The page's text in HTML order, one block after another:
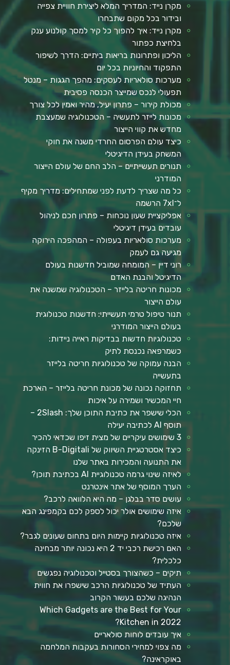
מקרן נייד: המדריך המלא ליצירת חוויית צפייה
ובידור בכל מקום שתבחרו
מקרן נייד: איך להפוך כל קיר למסך קולנוע ענק
בלחיצת כפתור
הליכון ופתרונות בריאות ביתיים: הדרך לשיפור
התפקוד והחיוניות בכל יום
מערכות סולאריות לעסקים: מהפך הגגות – מנטל
תפעולי לנכס שמייצר הכנסה פסיבית
מכולת קירור – פתרון יעיל, מהיר ואמין לכל צורך
מכונות לייזר לתעשיה – הטכנולוגיה שמעצבת
מחדש את קווי הייצור
כיצד עולם הפרסום החרדי משנה את חוקי
המשחק בעידן הדיגיטלי
תנורים תעשייתיים – הלב החם של עולם הייצור
המודרני
כל מה שצריך לדעת לפני שמתחילים: מדריך מקיף
ל־7xl הרשמה
אפליקציית שעון נוכחות – פתרון חכם לניהול
עובדים בעידן דיגיטלי
מערכות סולאריות בעפולה – המהפכה הירוקה
מגיעה גם לעמק
רוני דיין – המומחה שמוביל חדשנות בעולם
הדיגיטל והבנת האדם
מכונות חריטה בלייזר – הטכנולוגיה שמשנה את
עולם הייצור
תנור טיפול טרמי תעשייתי: חדשנות טכנולוגית
בעולם הייצור המודרני
טכנולוגיות חדשות בבדיקות ראייה ניידות:
כשמרפאה נכנסת לתיק
הבנה עמוקה של טכנולוגיות חריטה בלייזר
בתעשייה
תחזוקה נכונה של מכונת חריטה בלייזר – הארכת
חיי המכשיר ושמירה על איכות
הכלי שישפר את כתיבת התוכן שלך: 2Slash –
תוסף AI לכתיבה יעילה
3 שימושים עיקריים של מצית זיפו שכדאי להכיר
כיצד אסטרטגיית השיווק של B-Digitali הזינקה
את התנועה והמכירות באתר שלנו
לאיזה שינוי גרמה טכנולוגיית AI בכתיבת תוכן?
הערך המוסף של אתר אינטרנט
עושים סדר בבלגן – מה היא הלוואה לרכב?
איזה שימושים אולר יכול לספק לכם בקמפינג הבא
שלכם?
איזה טכנולוגיות קיימות היום בתחום שעונים לגבר?
האם רכישת רכבי יד 2 היא נכונה יותר מבחינה
כלכלית?
תיקים – כשהצורך בסטייל וטכנולוגיה נפגשים
העתיד של טכנולוגיות הרכב שישפרו את חווית
הנהיגה שלכם בעשור הקרוב
Which Gadgets are the Best for Your
Kitchen in 2022?
איך עובדים לוחות סולאריים
מה צפוי למחירי הסחורות בעקבות המלחמה
באוקראינה?